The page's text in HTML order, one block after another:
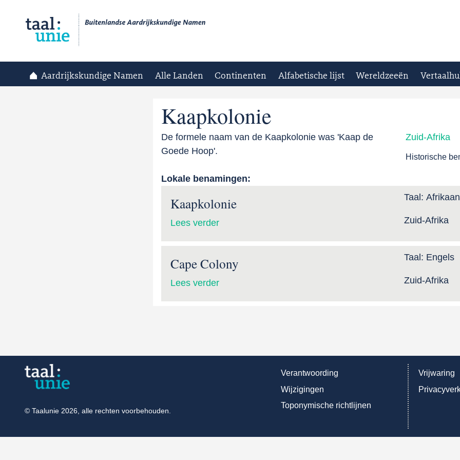
Aardrijkskundige Namen Alle Landen Continenten Alfabetische lijst Wereldzeeën
Kaapkolonie
Zuid-Afrika
Historische
De formele naam van de Kaapkolonie was 'Kaap de
Goede Hoop'.
Lokale benamingen:
Kaapkolonie Taal:
Zuid-Afrika
Lees verder
Cape Colony Taal: Engels
Zuid-Afrika
Lees verder
Verantwoording
Wijzigingen
Toponymische richtlijnen
Vrijwaring
© Taalunie 2026, alle rechten voorbehouden.